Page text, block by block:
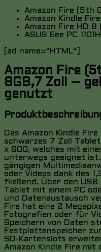
Amazon Fire (5th
Amazon Kindle
Amazon Fire HD 8
ASUS Eee PC
[ad name=“HTML“]
Amazon Fire
8GB,7 Zoll –
genutzt
Das Amazon Kindle
schwarzes 7 Zoll
x 600, welches mit
unterwegs geeignet
gängigen
oder Videos dank des
fließend. Über den
Tablet mit einem PC
und Datenaustausch
Fire hat eine 2
Fotografien oder für
Speichern von Daten
Festplattenspeicher
SD-Kartenslots
Amazon Kindle Fire mit